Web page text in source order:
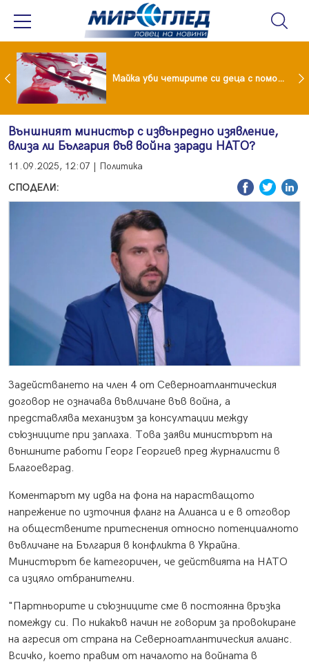
Проф.Кантарджиев: Пазете се от комарите и полово предаваните инфекции Майка уби четирите си деца с помощта на баба им, след което се самоуби
Външният министър с извънредно изявление,
влиза ли България във война заради НАТО?
11.09.2025, 12:07 | Политика
СПОДЕЛИ:
Задействането на член 4 от Северноатлантическия
договор не означава въвличане във война, а
представлява механизъм за консултации между
съюзниците при заплаха. Това заяви министърът на
външните работи Георг Георгиев пред журналисти в
Благоевград.
Коментарът му идва на фона на нарастващото
напрежение по източния фланг на Алианса и е в отговор
на обществените притеснения относно потенциалното
въвличане на България в конфликта в Украйна.
Министърът бе категоричен, че действията на НАТО
са изцяло отбранителни.
"Партньорите и съюзниците сме в постоянна връзка
помежду си. По никакъв начин не говорим за провокиране
на агресия от страна на Северноатлантическия алианс.
Всичко, което правим от началото на войната в